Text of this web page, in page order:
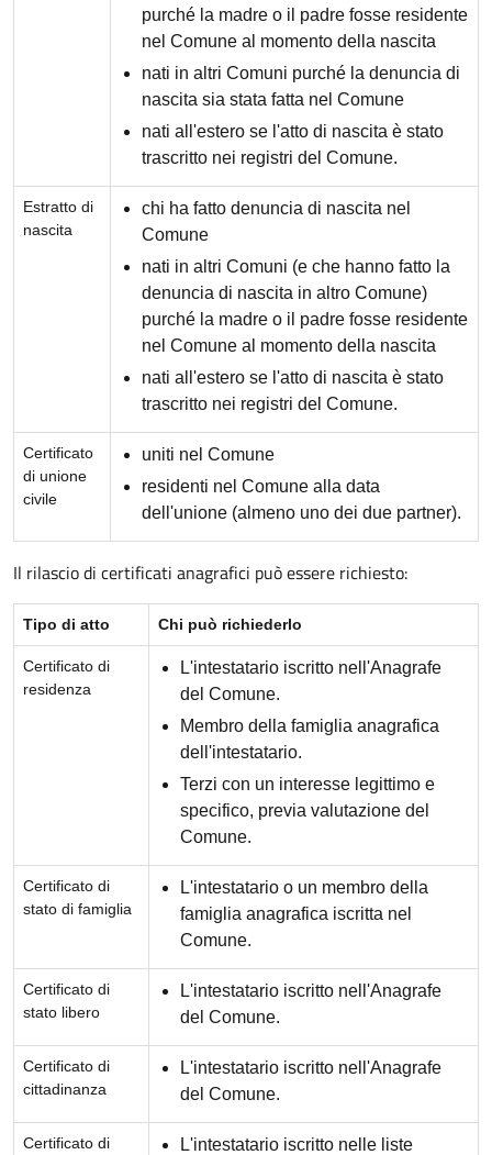
purché la madre o il padre fosse residente
nel Comune al momento della nascita
nati in altri Comuni purché la denuncia di
nascita sia stata fatta nel Comune
nati all'estero se l'atto di nascita è stato
trascritto nei registri del Comune.
Estratto di
nascita
chi ha fatto denuncia di nascita nel
Comune
nati in altri Comuni (e che hanno fatto la
denuncia di nascita in altro Comune)
purché la madre o il padre fosse residente
nel Comune al momento della nascita
nati all'estero se l'atto di nascita è stato
trascritto nei registri del Comune.
Certificato
di unione
civile
uniti nel Comune
residenti nel Comune alla data
dell'unione (almeno uno dei due partner).
Il rilascio di certificati anagrafici può essere richiesto:
Tipo di atto Chi può richiederlo
Certificato di
residenza
L'intestatario iscritto nell'Anagrafe
del Comune.
Membro della famiglia anagrafica
dell'intestatario.
Terzi con un interesse legittimo e
specifico, previa valutazione del
Comune.
Certificato di
stato di famiglia
L'intestatario o un membro della
famiglia anagrafica iscritta nel
Comune.
Certificato di
stato libero
L'intestatario iscritto nell'Anagrafe
del Comune.
Certificato di
cittadinanza
L'intestatario iscritto nell'Anagrafe
del Comune.
Certificato di
L'intestatario iscritto nelle liste